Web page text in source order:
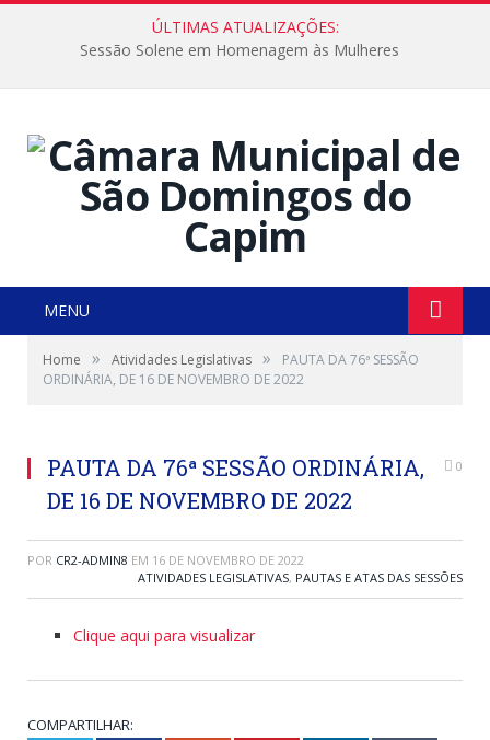
ÚLTIMAS ATUALIZAÇÕES:
Sessão Solene em Homenagem às Mulheres
MENU
Home » Atividades Legislativas »
PAUTA DA 76ª SESSÃO
ORDINÁRIA, DE 16 DE NOVEMBRO DE 2022
PAUTA DA 76ª SESSÃO ORDINÁRIA,
DE 16 DE NOVEMBRO DE 2022
0
POR CR2-ADMIN8 EM 16 DE NOVEMBRO DE 2022
ATIVIDADES LEGISLATIVAS, PAUTAS E ATAS DAS SESSÕES
Clique aqui para visualizar
COMPARTILHAR: